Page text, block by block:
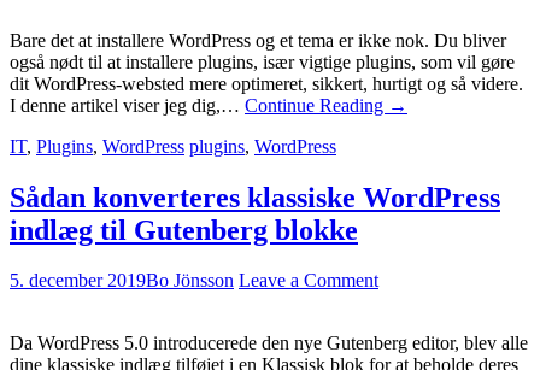
Bare det at installere WordPress og et tema er ikke nok. Du bliver
også nødt til at installere plugins, især vigtige plugins, som vil gøre
dit WordPress-websted mere optimeret, sikkert, hurtigt og så videre.
I denne artikel viser jeg dig,… Continue Reading →
IT, Plugins, WordPress plugins, WordPress
Sådan konverteres klassiske WordPress
indlæg til Gutenberg blokke
5. december 2019Bo Jönsson Leave a Comment
Da WordPress 5.0 introducerede den nye Gutenberg editor, blev alle
dine klassiske indlæg tilføjet i en Klassisk blok for at beholde deres